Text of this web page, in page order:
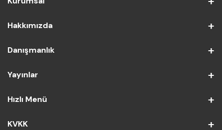
Hakkımızda
Danışmanlık
Yayınlar
Hızlı Menü
KVKK